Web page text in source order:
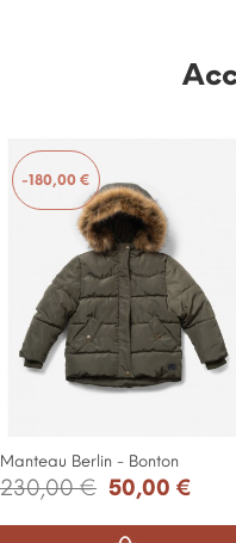
-180,00 €
Manteau Berlin - Bonton
230,00 € 50,00 €